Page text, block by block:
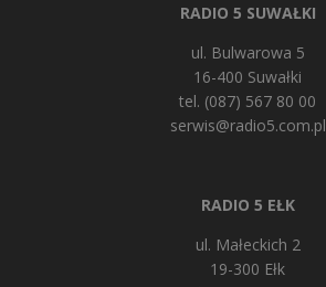
RADIO 5 SUWAŁKI
ul. Bulwarowa 5
16-400 Suwałki
tel. (087) 567 80 00
serwis@radio5.com.pl
RADIO 5 EŁK
ul. Małeckich 2
19-300 Ełk